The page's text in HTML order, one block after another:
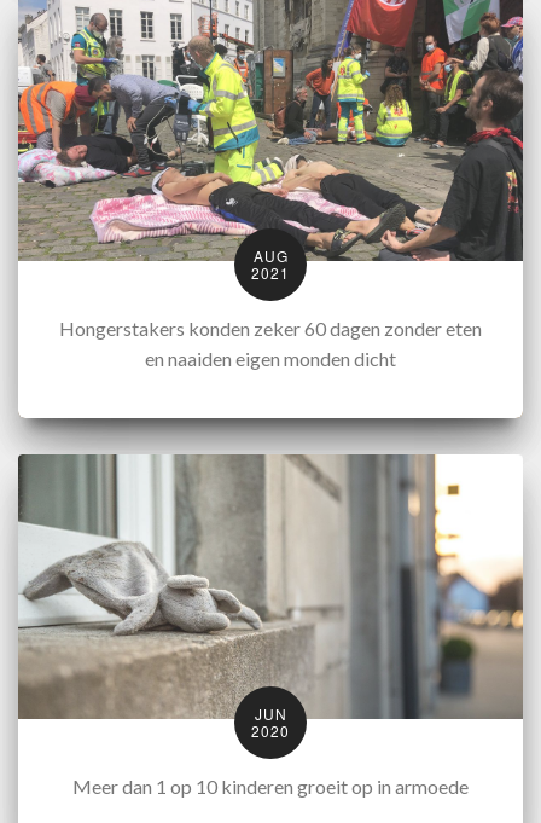
AUG
2021
Hongerstakers konden zeker 60 dagen zonder eten
en naaiden eigen monden dicht
JUN
2020
Meer dan 1 op 10 kinderen groeit op in armoede